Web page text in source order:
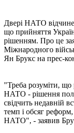
Двері НАТО
що прийняття
рішенням. Про це
Міжнародного
Ян Брукс на прес-
"Треба розуміти,
НАТО - рішення
свідчить недавній
темп і обсяг
НАТО", - заявив